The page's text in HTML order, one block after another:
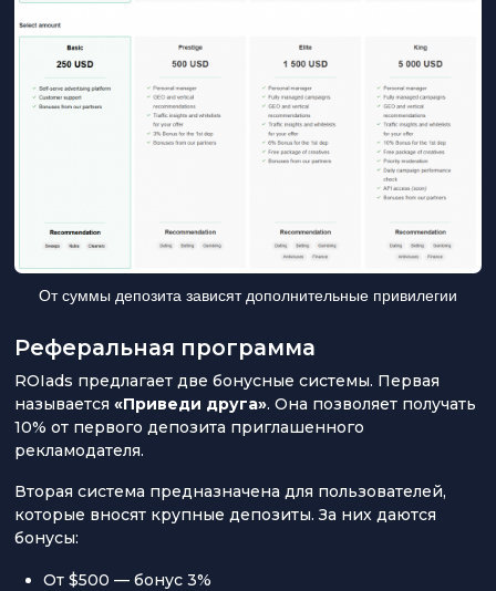
От суммы депозита зависят дополнительные привилегии
Реферальная программа
ROIads предлагает две бонусные системы. Первая
называется «Приведи друга». Она позволяет получать
10% от первого депозита приглашенного
рекламодателя.
Вторая система предназначена для пользователей,
которые вносят крупные депозиты. За них даются
бонусы:
От $500 — бонус 3%